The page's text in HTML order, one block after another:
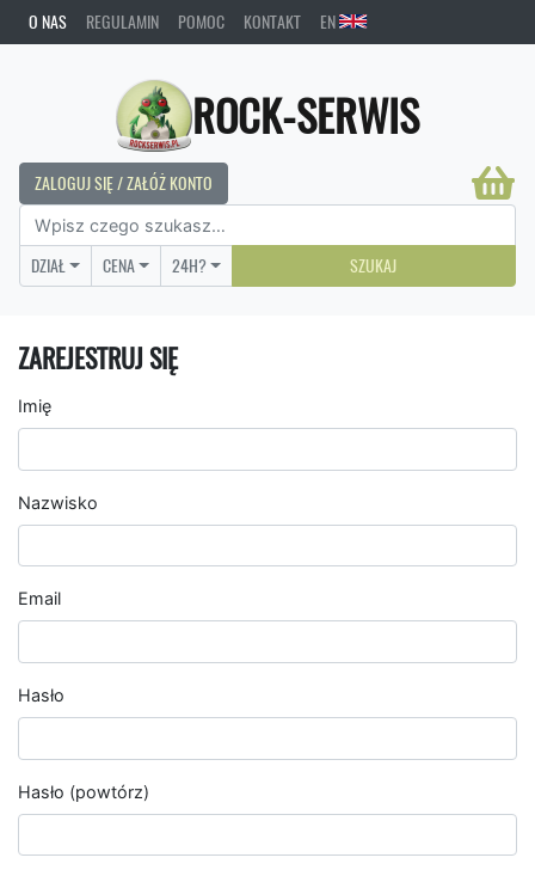
O NAS REGULAMIN POMOC KONTAKT EN
ROCK-SERWIS
ZALOGUJ SIĘ / ZAŁÓŻ KONTO
DZIAŁ CENA 24H? SZUKAJ
ZAREJESTRUJ SIĘ
Imię
Nazwisko
Email
Hasło
Hasło (powtórz)